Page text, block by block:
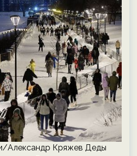
Александр Кряжев Деды